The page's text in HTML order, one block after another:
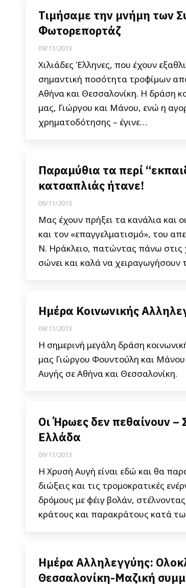
Τιμήσαμε την μνήμη των
Φωτορεπορτάζ
09/11/2013
Χιλιάδες Έλληνες, που έχουν
σημαντική ποσότητα τροφίμων
Αθήνα και Θεσσαλονίκη. Η δράση
μας, Γιώργου και Μάνου, ενώ η
χρηματοδότησης – έγινε…
Παραμύθια τα περί
κατσαπλιάς ήτανε!
09/11/2013
Μας έχουν πρήξει τα κανάλια και
και τον «επαγγελματισμό», του
Ν. Ηράκλειο, πατώντας πάνω στις
σώνει και καλά να χειραγωγήσουν
Ημέρα Κοινωνικής
09/11/2013
Η σημερινή μεγάλη δράση
μας Γιώργου Φουντούλη και
Αυγής σε Αθήνα και Θεσσαλονίκη.
Οι Ήρωες δεν πεθαίνουν –
Ελλάδα
09/11/2013
Η Χρυσή Αυγή είναι εδώ και θα
διώξεις και τις τρομοκρατικές
δρόμους με φέιγ βολάν,
κράτους και παρακράτους κατά
Ημέρα Αλληλεγγύης:
Θεσσαλονίκη-Μαζική